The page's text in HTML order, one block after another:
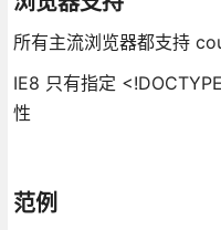
所有主流浏览器都支持
IE8 只有指定
性
范例